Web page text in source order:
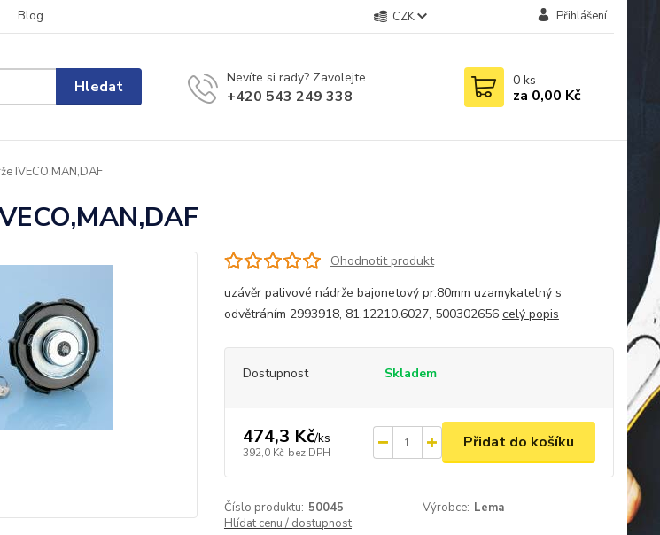
Blog CZK Přihlášení
Hledat Nevíte si rady? Zavolejte.
+420 543 249 338
0 ks
za 0,00 Kč
IVECO,MAN,DAF
Ohodnotit produkt
uzávěr palivové nádrže bajonetový pr.80mm uzamykatelný s
odvětráním 2993918, 81.12210.6027, 500302656 celý popis
Dostupnost Skladem
474,3 Kč/ks
392,0 Kč bez DPH
Přidat do košíku
Číslo produktu: 50045 Výrobce: Lema
Hlídat cenu / dostupnost